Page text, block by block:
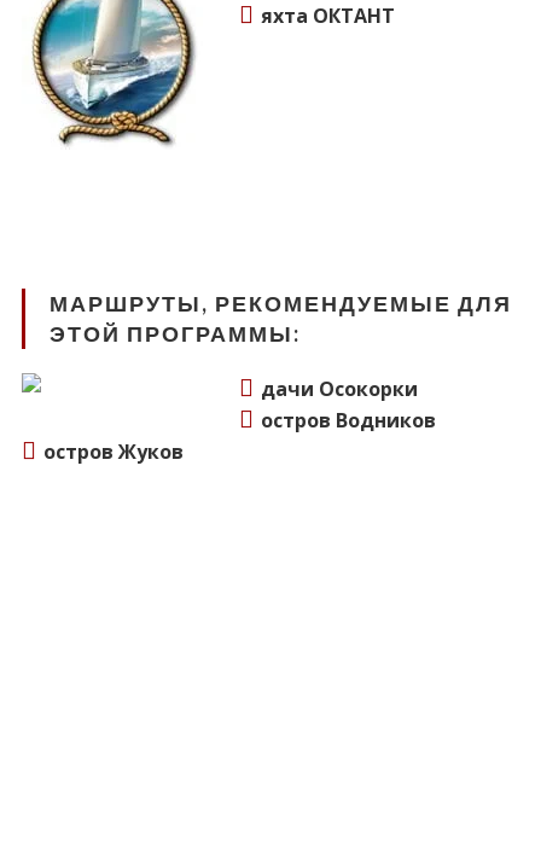
яхта ОКТАНТ
МАРШРУТЫ, РЕКОМЕНДУЕМЫЕ ДЛЯ
ЭТОЙ ПРОГРАММЫ:
дачи Осокорки
остров Водников
остров Жуков